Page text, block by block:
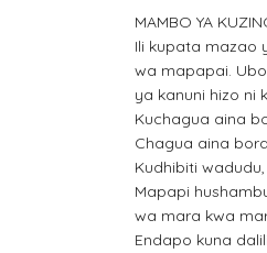
MAMBO YA
Ili kupata mazao
wa mapapai.
ya kanuni hizo ni
Kuchagua aina
Chagua aina
Kudhibiti
Mapapi
wa mara kwa
Endapo kuna